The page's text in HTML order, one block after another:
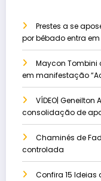
Prestes a se
por bêbado entra
Maycon Tombini
em manifestação
VÍDEO| Geneilton
consolidação de
Chaminés de
controlada
Confira 15 Ideias